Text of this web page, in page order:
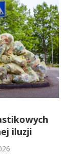
iluzji